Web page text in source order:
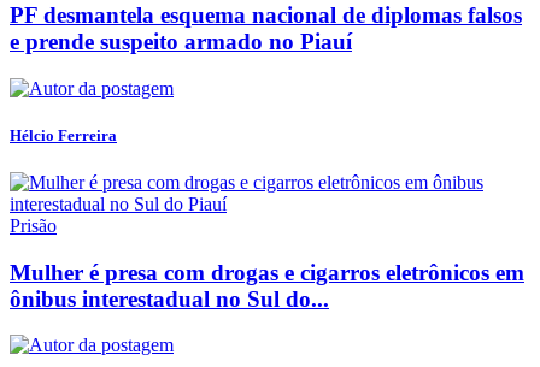
PF desmantela esquema nacional de diplomas falsos
e prende suspeito armado no Piauí
Hélcio Ferreira
Prisão
Mulher é presa com drogas e cigarros eletrônicos em
ônibus interestadual no Sul do...